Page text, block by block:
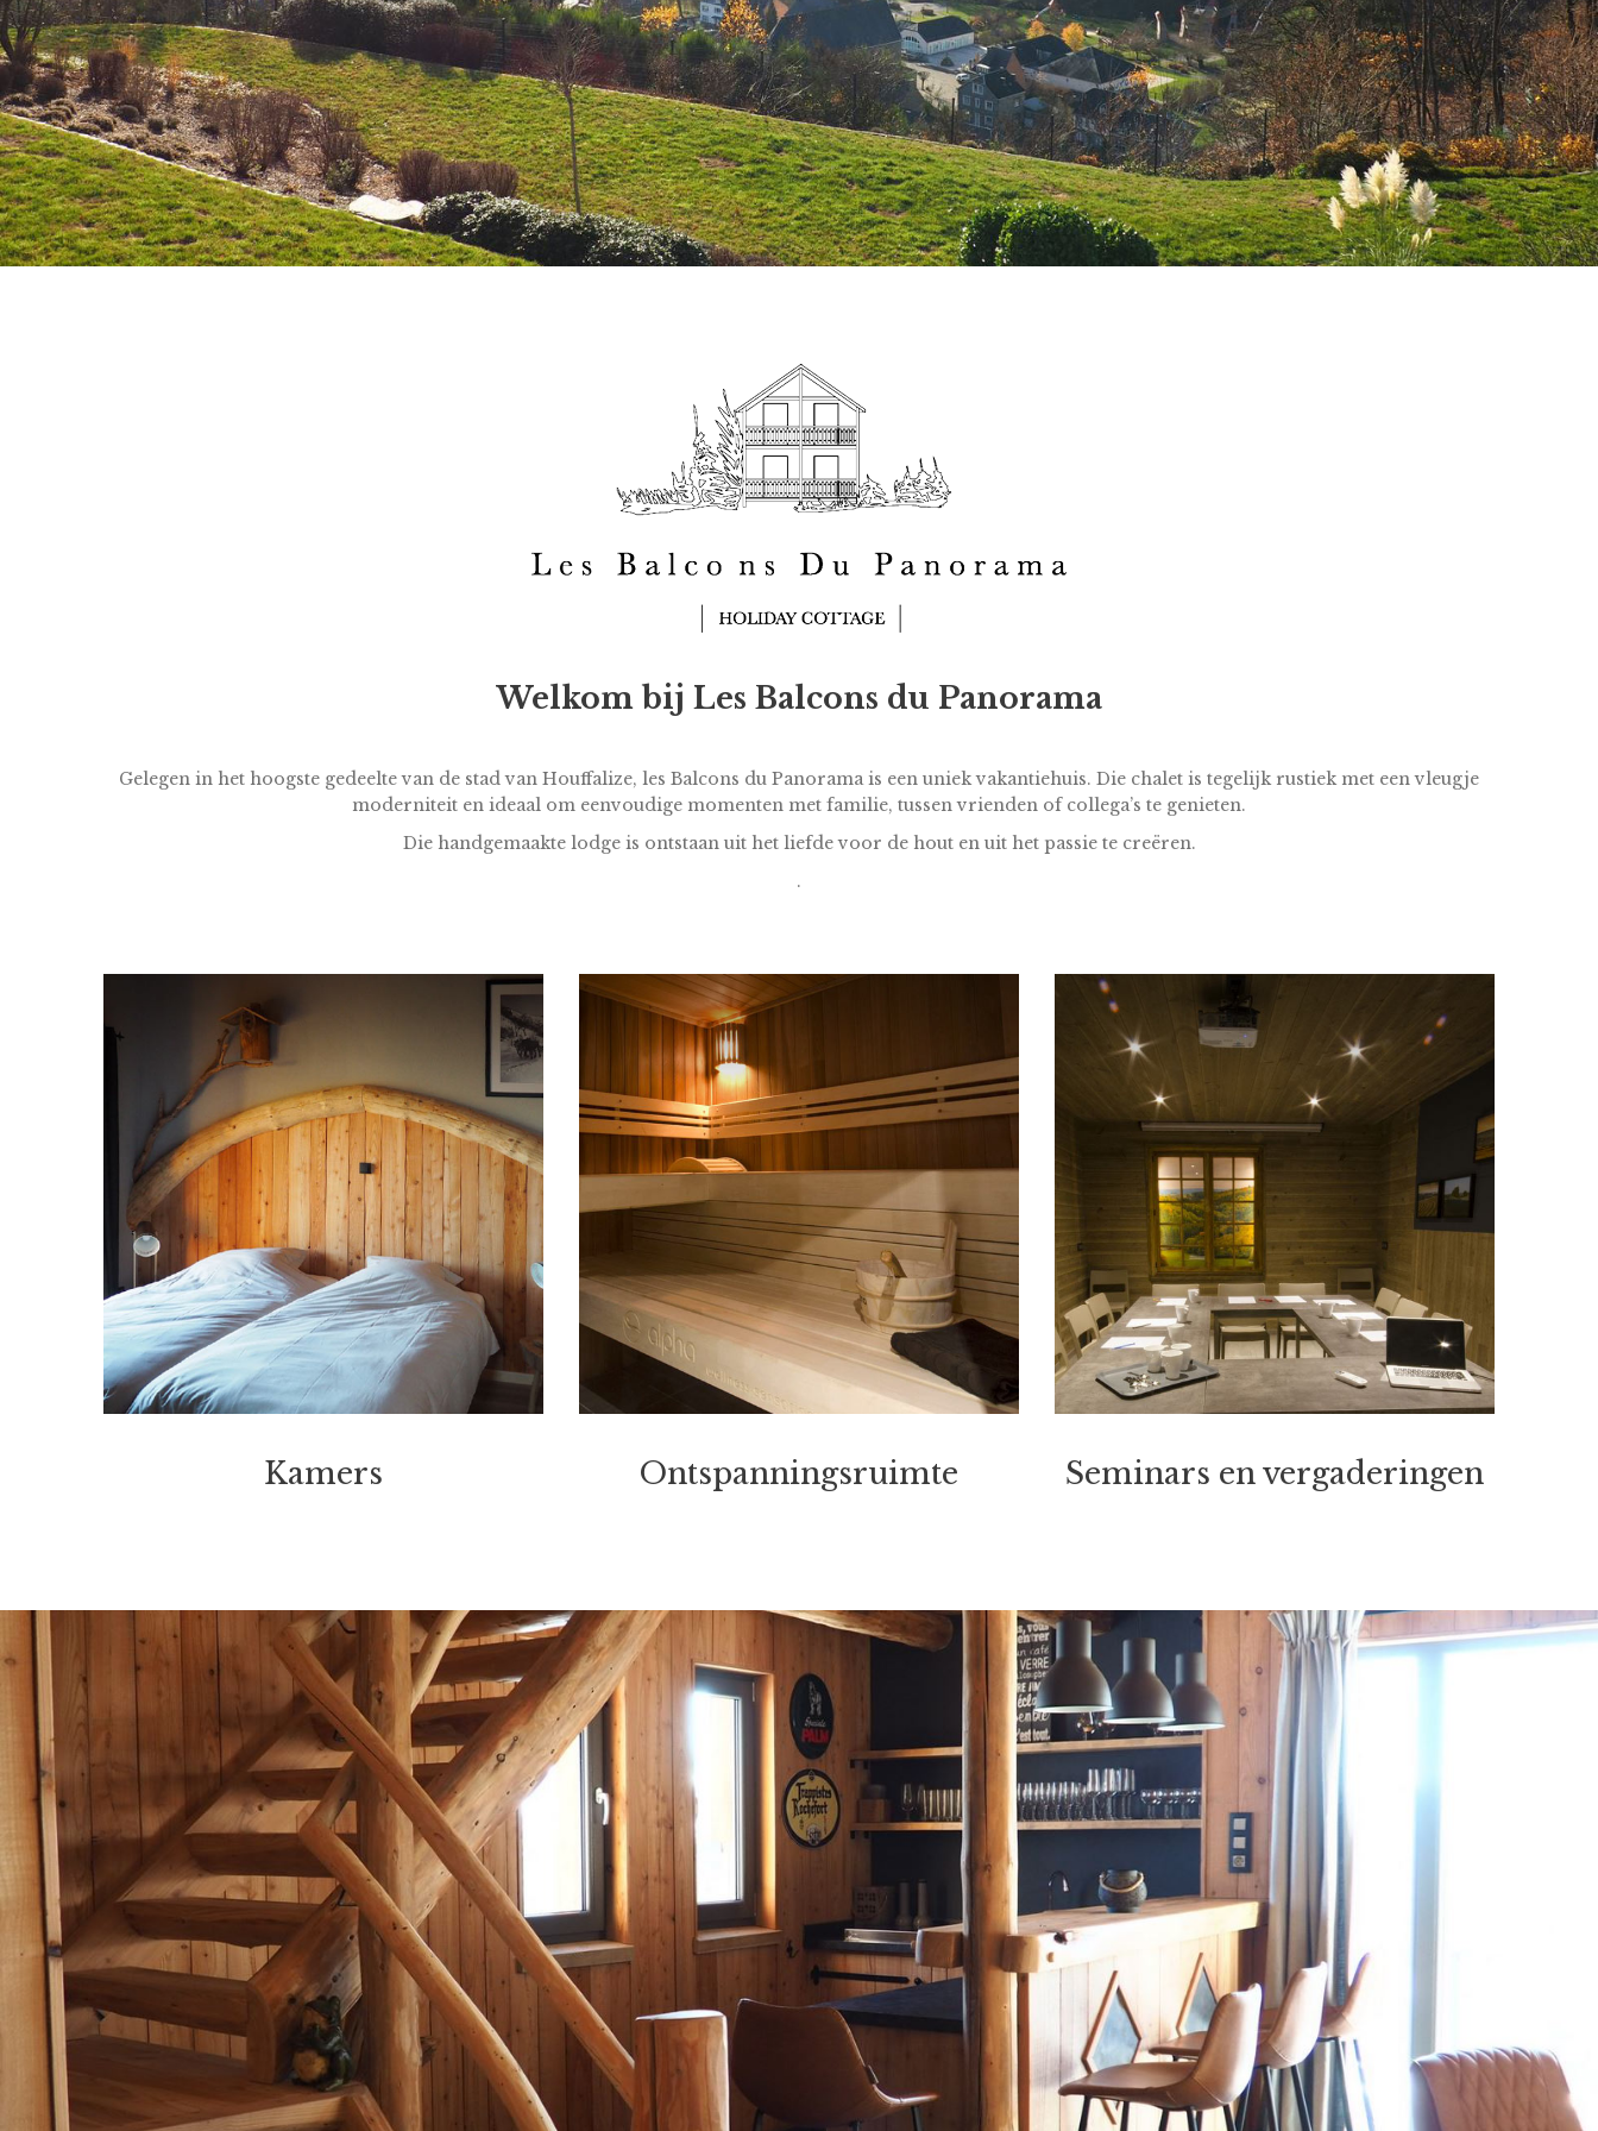
Welkom bij Les Balcons du Panorama
Gelegen in het hoogste gedeelte van de stad van Houffalize, les Balcons du Panorama is een uniek vakantiehuis. Die chalet is tegelijk rustiek met een vleugje
moderniteit en ideaal om eenvoudige momenten met familie, tussen vrienden of collega’s te genieten.
Die handgemaakte lodge is ontstaan uit het liefde voor de hout en uit het passie te creëren.
.
Kamers Ontspanningsruimte Seminars en vergaderingen